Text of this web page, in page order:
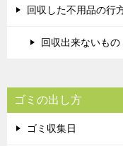
回収した不用品の行
回収出来ないもの
ゴミの出し方
ゴミ収集日